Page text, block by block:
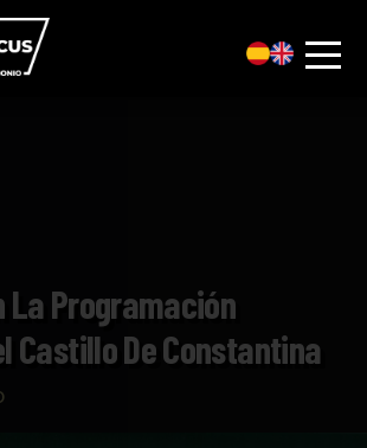
La Programación
Castillo De Constantina